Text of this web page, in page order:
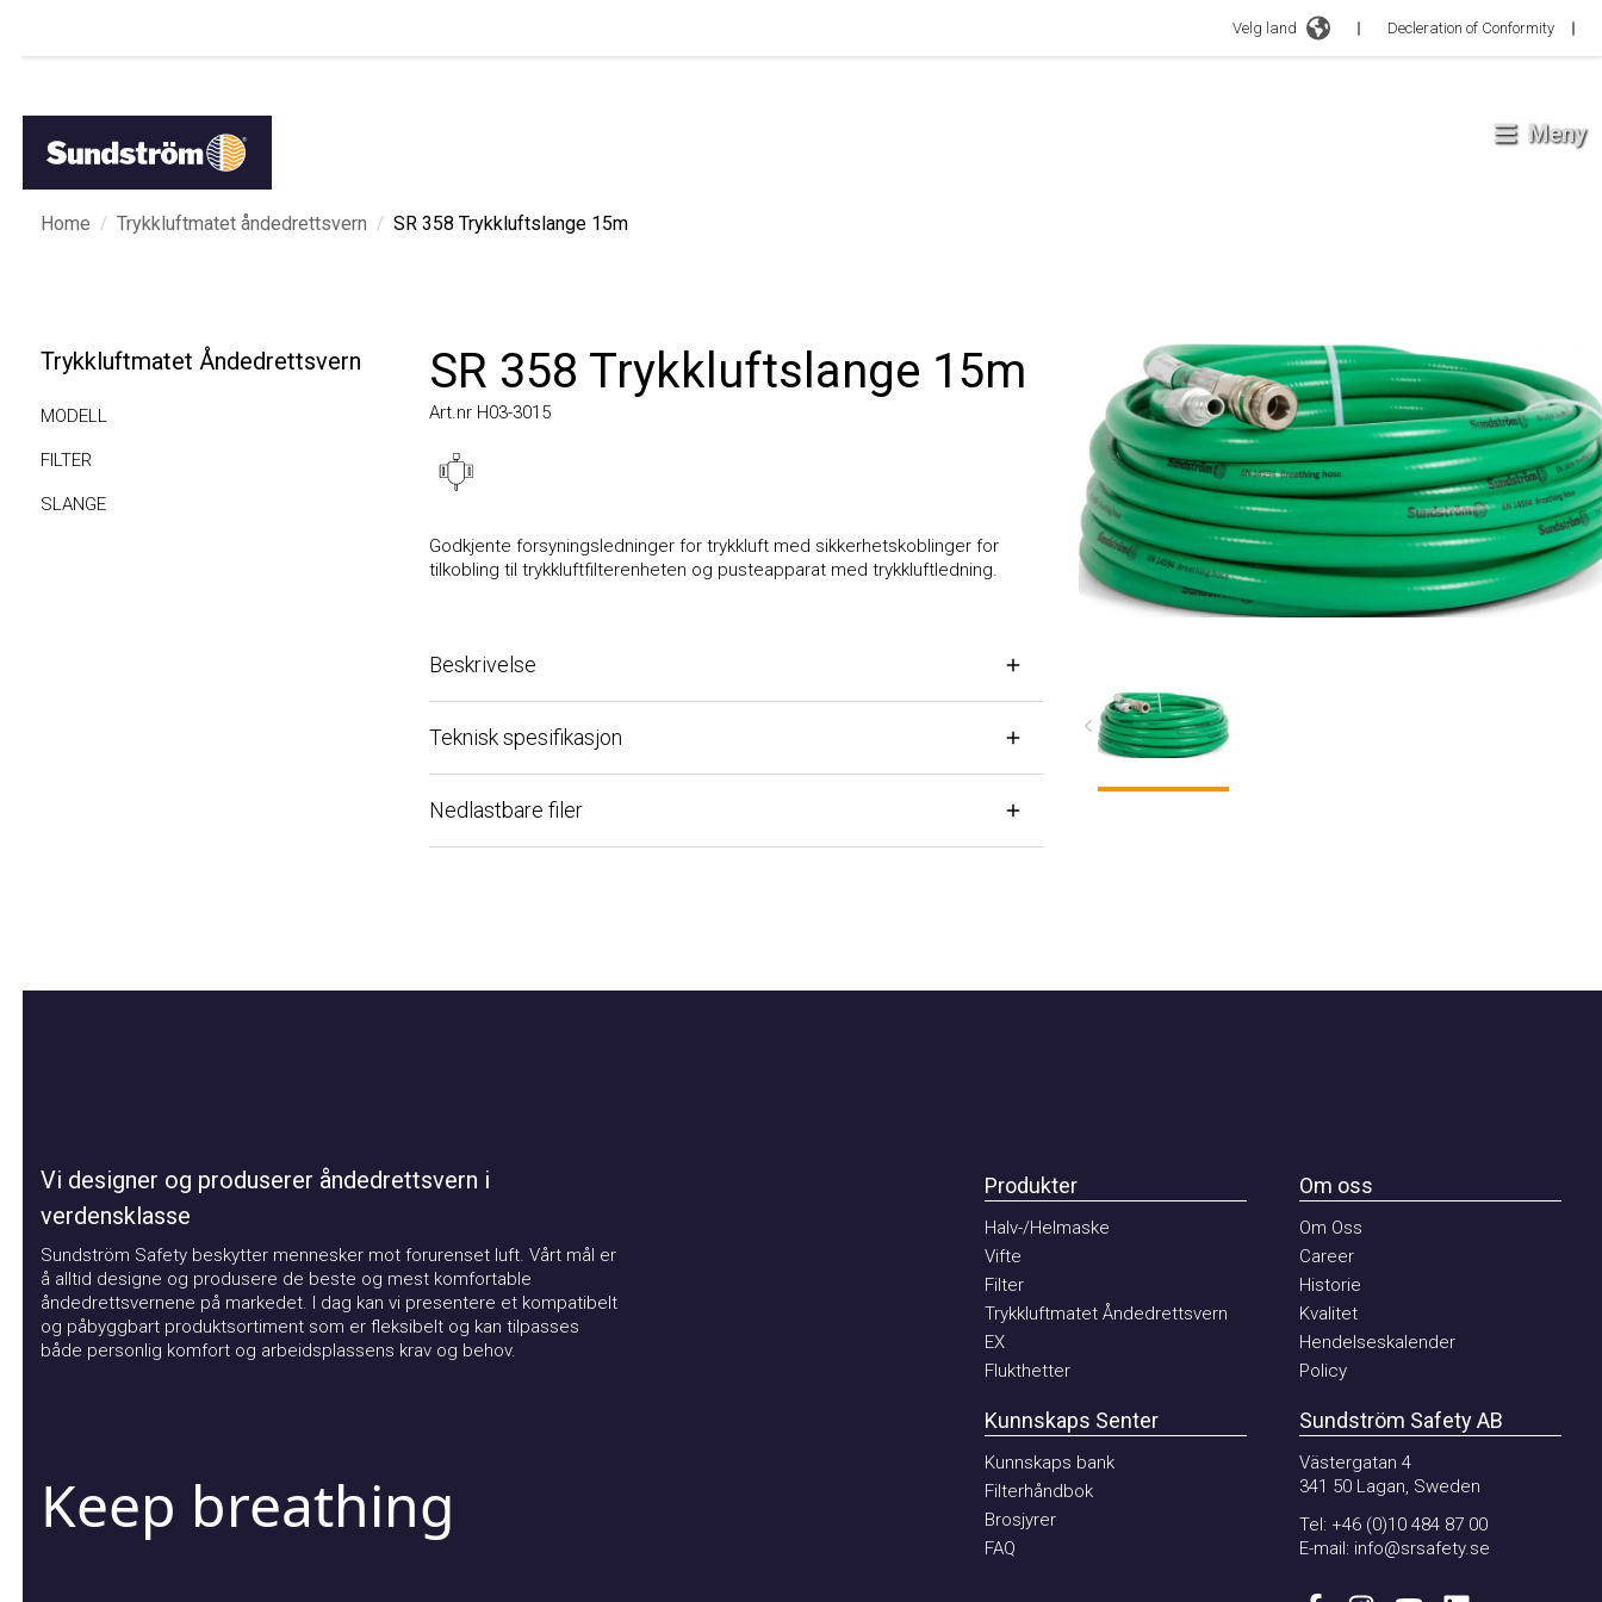
Velg land Decleration of Conformity
Meny
Home / Trykkluftmatet åndedrettsvern / SR 358 Trykkluftslange 15m
Trykkluftmatet Åndedrettsvern
MODELL
FILTER
SLANGE
SR 358 Trykkluftslange 15m
Art.nr H03-3015
Godkjente forsyningsledninger for trykkluft med sikkerhetskoblinger for
tilkobling til trykkluftfilterenheten og pusteapparat med trykkluftledning.
Beskrivelse
Teknisk spesifikasjon
Nedlastbare filer
Vi designer og produserer åndedrettsvern i
verdensklasse
Sundström Safety beskytter mennesker mot forurenset luft. Vårt mål er
å alltid designe og produsere de beste og mest komfortable
åndedrettsvernene på markedet. I dag kan vi presentere et kompatibelt
og påbyggbart produktsortiment som er fleksibelt og kan tilpasses
både personlig komfort og arbeidsplassens krav og behov.
Keep breathing
Produkter
Halv-/Helmaske
Vifte
Filter
Trykkluftmatet Åndedrettsvern
Flukthetter
Kunnskaps Senter
Kunnskaps bank
Filterhåndbok
Brosjyrer
FAQ
Om oss
Om Oss
Career
Historie
Kvalitet
Hendelseskalender
Policy
Sundström Safety AB
Västergatan 4
341 50 Lagan, Sweden
Tel:+46 (0)10 484 87 00
E-mail:info@srsafety.se